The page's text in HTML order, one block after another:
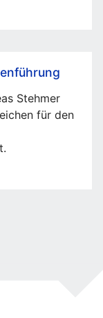
Stehmer
für den